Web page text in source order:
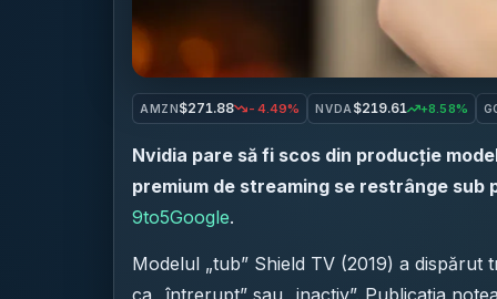
AMZN$271.88 -4.49% NVDA $219.61 +8.58%
Nvidia pare să fi scos din producție
premium de streaming se restrânge
9to5Google.
Modelul „tub” Shield TV (2019) a
ca „întrerupt” sau „inactiv”. Publicația